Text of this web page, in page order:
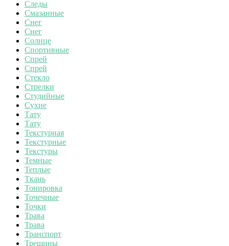
Следы
Смазанные
Снег
Снег
Солнце
Спортивные
Спрей
Спрей
Стекло
Стрелки
Студийные
Сухие
Тату
Тату
Текстурная
Текстурные
Текстуры
Темные
Теплые
Ткань
Тонировка
Точечные
Точки
Трава
Трава
Транспорт
Трещины